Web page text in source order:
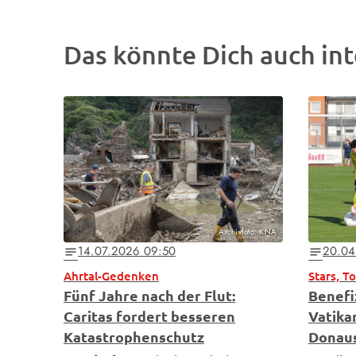
Das könnte Dich auch
Archivfoto: KNA
notes14.07.2026 09:50
Ahrtal-Gedenken
Fünf Jahre nach der Flut:
Caritas fordert besseren
Katastrophenschutz
notes
Stars,